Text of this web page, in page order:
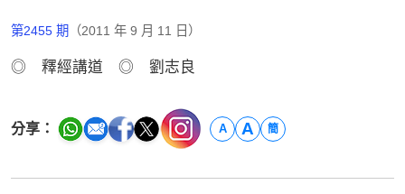
第2455 期 （2011 年 9 月 11 日）
◎ 釋經講道 ◎ 劉志良
分享： A A 簡